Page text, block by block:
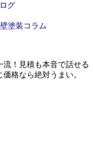
グ
塗装コラム
！見積も本音で話せる
格なら絶対うまい。